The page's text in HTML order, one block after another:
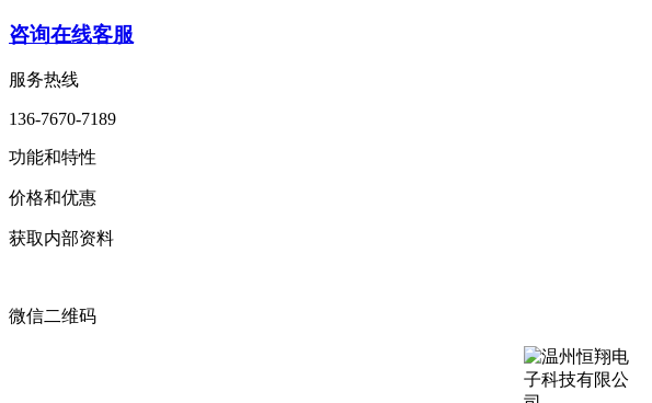
咨询在线客服
服务热线
136-7670-7189
功能和特性
价格和优惠
获取内部资料
微信二维码